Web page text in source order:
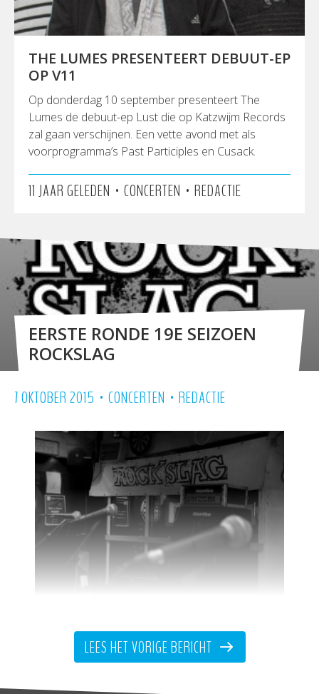
THE LUMES PRESENTEERT DEBUUT-EP
OP V11
Op donderdag 10 september presenteert The
Lumes​ de debuut-ep Lust die op Katzwijm Records
zal gaan verschijnen. Een vette avond met als
voorprogramma’s Past Participles​ en Cusack​.
11 JAAR GELEDEN • CONCERTEN • REDACTIE
EERSTE RONDE 19E SEIZOEN
ROCKSLAG
7 OKTOBER 2015 • CONCERTEN • REDACTIE
Zaterdag 17 oktober vindt in Café
Genesis de eerste ronde plaats van
LEES HET VORIGE BERICHT